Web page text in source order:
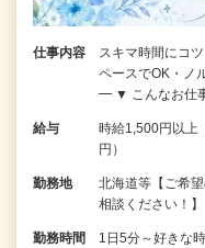
仕事内容
スキマ時間にコ
ペースでOK
━ ▼ こんなお
給与
時給1,500円以上
円）
勤務地
北海道等【ご希
相談ください！】
勤務時間
1日5分～好きな